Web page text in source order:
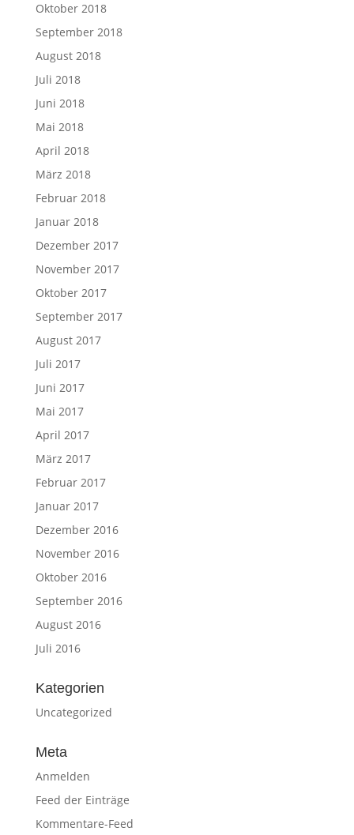
Oktober 2018
September 2018
August 2018
Juli 2018
Juni 2018
Mai 2018
April 2018
März 2018
Februar 2018
Januar 2018
Dezember 2017
November 2017
Oktober 2017
September 2017
August 2017
Juli 2017
Juni 2017
Mai 2017
April 2017
März 2017
Februar 2017
Januar 2017
Dezember 2016
November 2016
Oktober 2016
September 2016
August 2016
Juli 2016
Kategorien
Uncategorized
Meta
Anmelden
Feed der Einträge
Kommentare-Feed